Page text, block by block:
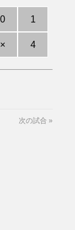
0
×
1
4
次の試合 »